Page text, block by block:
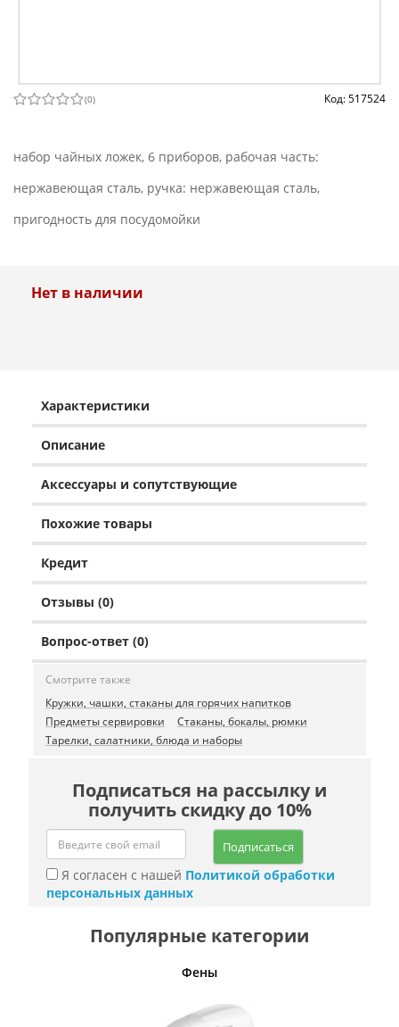
(0) Код: 517524
набор чайных ложек, 6 приборов, рабочая часть:
нержавеющая сталь, ручка: нержавеющая сталь,
пригодность для посудомойки
Нет в наличии
Характеристики
Описание
Аксессуары и сопутствующие
Похожие товары
Кредит
Отзывы (0)
Вопрос-ответ (0)
Смотрите также
Кружки, чашки, стаканы для горячих напитков
Предметы сервировки
Стаканы, бокалы, рюмки
Тарелки, салатники, блюда и наборы
Подписаться на рассылку и
получить скидку до 10%
Подписаться
Я согласен с нашей Политикой обработки
персональных данных
Популярные категории
Фены